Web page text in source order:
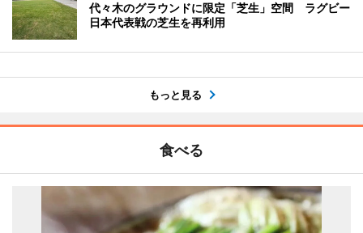
代々木のグラウンドに限定「芝生」空間 ラグビー
日本代表戦の芝生を再利用
もっと見る
食べる